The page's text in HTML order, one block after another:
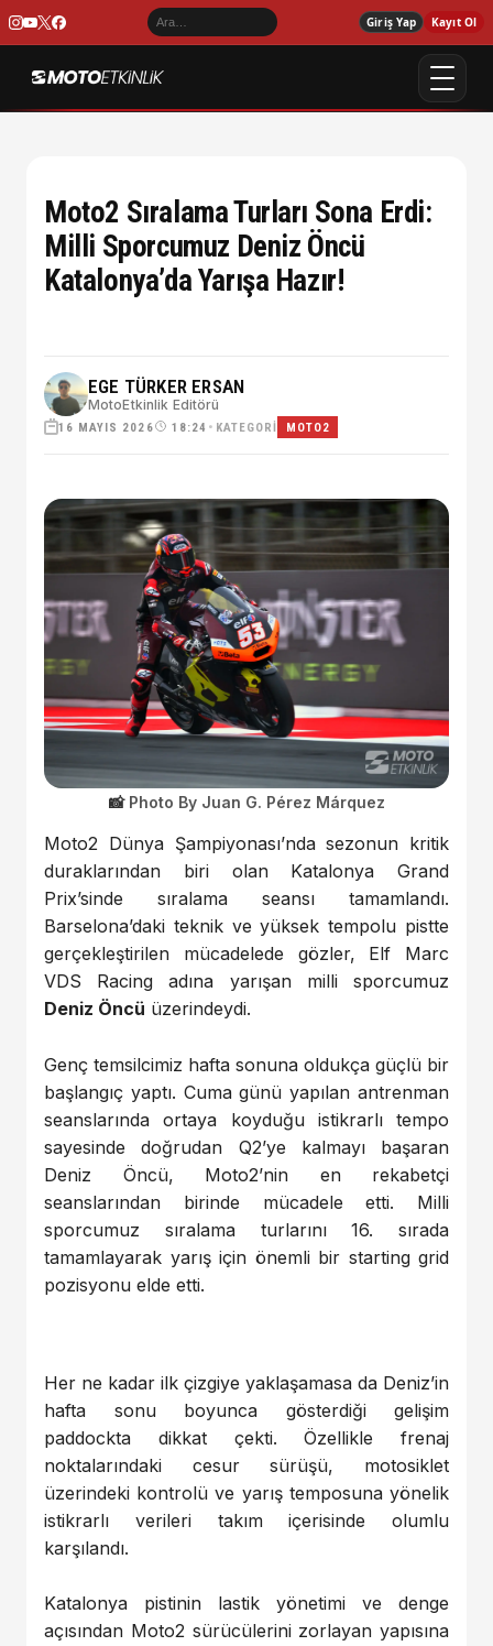
Giriş Yap Kayıt Ol
Moto2 Sıralama Turları Sona Erdi:
Milli Sporcumuz Deniz Öncü
Katalonya’da Yarışa Hazır!
EGE TÜRKER ERSAN
MotoEtkinlik Editörü
16 MAYIS 2026 18:24 • KATEGORI MOTO2
Photo By Juan G. Pérez Márquez
Moto2 Dünya Şampiyonası’nda sezonun kritik
duraklarından biri olan Katalonya Grand
Prix’sinde sıralama seansı tamamlandı.
Barselona’daki teknik ve yüksek tempolu pistte
gerçekleştirilen mücadelede gözler, Elf Marc
VDS Racing adına yarışan milli sporcumuz
Deniz Öncü üzerindeydi.
Genç temsilcimiz hafta sonuna oldukça güçlü bir
başlangıç yaptı. Cuma günü yapılan antrenman
seanslarında ortaya koyduğu istikrarlı tempo
sayesinde doğrudan Q2’ye kalmayı başaran
Deniz Öncü, Moto2’nin en rekabetçi
seanslarından birinde mücadele etti. Milli
sporcumuz sıralama turlarını 16. sırada
tamamlayarak yarış için önemli bir starting grid
pozisyonu elde etti.
Her ne kadar ilk çizgiye yaklaşamasa da Deniz’in
hafta sonu boyunca gösterdiği gelişim
paddockta dikkat çekti. Özellikle frenaj
noktalarındaki cesur sürüşü, motosiklet
üzerindeki kontrolü ve yarış temposuna yönelik
istikrarlı verileri takım içerisinde olumlu
karşılandı.
Katalonya pistinin lastik yönetimi ve denge
açısından Moto2 sürücülerini zorlayan yapısına